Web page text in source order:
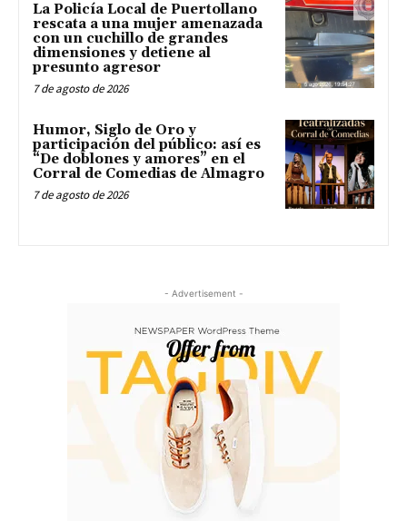
La Policía Local de Puertollano
rescata a una mujer amenazada
con un cuchillo de grandes
dimensiones y detiene al
presunto agresor
7 de agosto de 2026
Humor, Siglo de Oro y
participación del público: así es
“De doblones y amores” en el
Corral de Comedias de Almagro
7 de agosto de 2026
- Advertisement -